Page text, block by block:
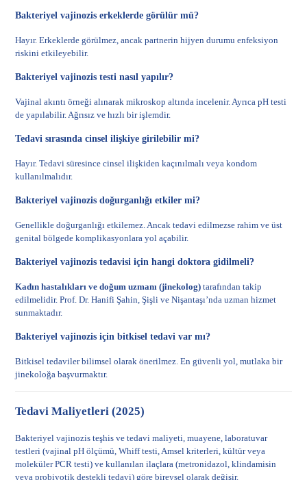
Bakteriyel vajinozis erkeklerde görülür mü?
Hayır. Erkeklerde görülmez, ancak partnerin hijyen durumu enfeksiyon
riskini etkileyebilir.
Bakteriyel vajinozis testi nasıl yapılır?
Vajinal akıntı örneği alınarak mikroskop altında incelenir. Ayrıca pH testi
de yapılabilir. Ağrısız ve hızlı bir işlemdir.
Tedavi sırasında cinsel ilişkiye girilebilir mi?
Hayır. Tedavi süresince cinsel ilişkiden kaçınılmalı veya kondom
kullanılmalıdır.
Bakteriyel vajinozis doğurganlığı etkiler mi?
Genellikle doğurganlığı etkilemez. Ancak tedavi edilmezse rahim ve üst
genital bölgede komplikasyonlara yol açabilir.
Bakteriyel vajinozis tedavisi için hangi doktora gidilmeli?
Kadın hastalıkları ve doğum uzmanı (jinekolog) tarafından takip
edilmelidir. Prof. Dr. Hanifi Şahin, Şişli ve Nişantaşı’nda uzman hizmet
sunmaktadır.
Bakteriyel vajinozis için bitkisel tedavi var mı?
Bitkisel tedaviler bilimsel olarak önerilmez. En güvenli yol, mutlaka bir
jinekoloğa başvurmaktır.
Tedavi Maliyetleri (2025)
Bakteriyel vajinozis teşhis ve tedavi maliyeti, muayene, laboratuvar
testleri (vajinal pH ölçümü, Whiff testi, Amsel kriterleri, kültür veya
moleküler PCR testi) ve kullanılan ilaçlara (metronidazol, klindamisin
veya probiyotik destekli tedavi) göre bireysel olarak değişir.